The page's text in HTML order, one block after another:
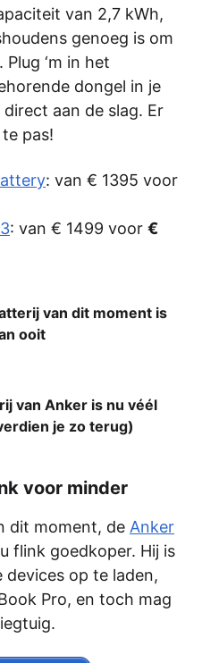
van 2,7 kWh,
genoeg is om
‘m in het
dongel in je
aan de slag. Er
pas!
: van € 1395 voor
: van € 1499 voor €
van dit moment is
ooit
van Anker is nu véél
je zo terug)
voor minder
dit moment, de Anker
flink goedkoper. Hij is
op te laden,
Pro, en toch mag